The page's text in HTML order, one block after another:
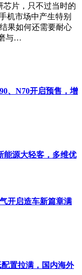
芯片，只不过当时的
机市场中产生特别
果如何还需要耐心
与…
、N70开启预售，增
能源大轻客，多维优
开启造车新篇章满
置拉满，国内海外